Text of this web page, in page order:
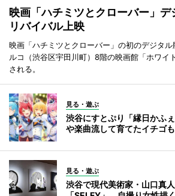
映画「ハチミツとクローバー」
リバイバル上映
映画「ハチミツとクローバー」の初のデジタ
ルコ（渋谷区宇田川町）8階の映画館「ホワイ
される。
見る・遊ぶ
渋谷にすとぷり「縁日かふ
や楽曲流して育てたイチゴも
見る・遊ぶ
渋谷で現代美術家・山口真